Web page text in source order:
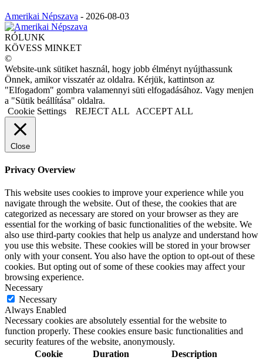
Amerikai Népszava - 2026-08-03
RÓLUNK
KÖVESS MINKET
©
Website-unk sütiket használ, hogy jobb élményt nyújthassunk
Önnek, amikor visszatér az oldalra. Kérjük, kattintson az
"Elfogadom" gombra valamennyi süti elfogadásához. Vagy menjen
a "Sütik beállítása" oldalra.
Cookie Settings
REJECT ALL ACCEPT ALL
Close
Privacy Overview
This website uses cookies to improve your experience while you
navigate through the website. Out of these, the cookies that are
categorized as necessary are stored on your browser as they are
essential for the working of basic functionalities of the website. We
also use third-party cookies that help us analyze and understand how
you use this website. These cookies will be stored in your browser
only with your consent. You also have the option to opt-out of these
cookies. But opting out of some of these cookies may affect your
browsing experience.
Necessary
Necessary
Always Enabled
Necessary cookies are absolutely essential for the website to
function properly. These cookies ensure basic functionalities and
security features of the website, anonymously.
Cookie
Duration Description